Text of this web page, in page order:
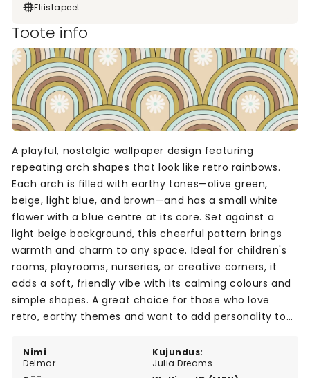
Fliistapeet
Toote info
Nimi
Delmar
Kujundus:
Julia Dreams
A playful, nostalgic wallpaper design featuring
repeating arch shapes that look like retro rainbows.
Each arch is filled with earthy tones—olive green,
beige, light blue, and brown—and has a small white
flower with a blue centre at its core. Set against a
light beige background, this cheerful pattern brings
warmth and charm to any space. Ideal for children's
rooms, playrooms, nurseries, or creative corners, it
adds a soft, friendly vibe with its calming colours and
simple shapes. A great choice for those who love
retro, earthy themes and want to add personality to